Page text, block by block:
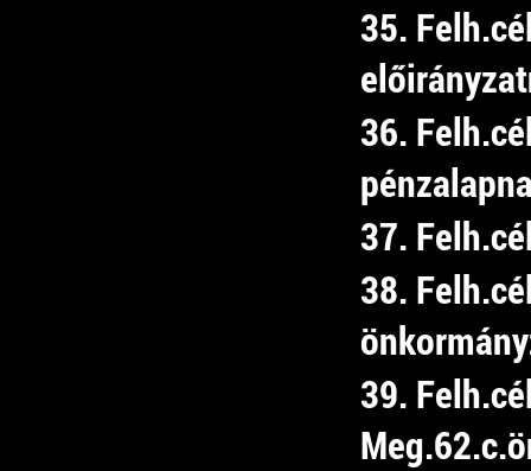
35.
36.
37.
38.
39.